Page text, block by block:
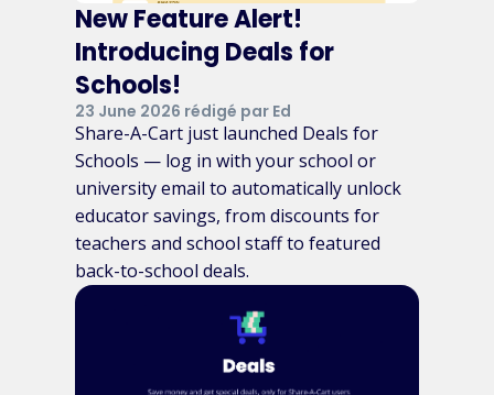
New Feature Alert!
Introducing Deals for
Schools!
23 June 2026 rédigé par Ed
Share-A-Cart just launched Deals for
Schools — log in with your school or
university email to automatically unlock
educator savings, from discounts for
teachers and school staff to featured
back-to-school deals.